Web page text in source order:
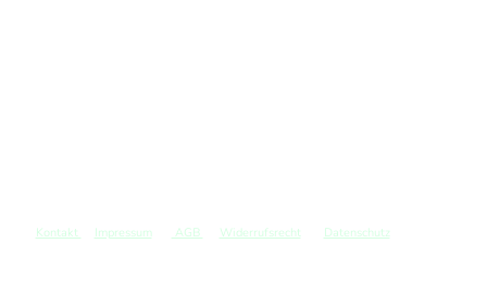
Kontakt Impressum AGB Widerrufsrecht Datenschutz